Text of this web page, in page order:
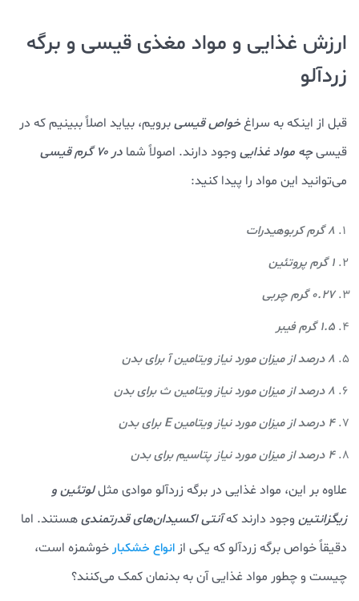
ارزش غذایی و مواد مغذی قیسی و برگه
زردآلو
قبل از اینکه به سراغخواص قیسیبرویم، بیاید اصلاً ببینیم که در
قیسیچه مواد غذایی وجود دارند. اصولاً شما در ۷۰ گرم قیسی
می‌توانید این مواد را پیدا کنید:
8 گرم کربوهیدرات
1 گرم پروتئین
0.27 گرم چربی
1.5 گرم فیبر
8 درصد از میزان مورد نیاز ویتامین آ برای بدن
8 درصد از میزان مورد نیاز ویتامین ث برای بدن
4 درصد از میزان مورد نیاز ویتامین E برای بدن
4 درصد از میزان مورد نیاز پتاسیم برای بدن
علاوه بر این، مواد غذایی در برگه زردآلو موادی مثللوتئین و
زیگزانتین وجود دارند کهآنتی اکسیدان‌های قدرتمندیهستند. اما
دقیقاً خواص برگه زردآلو که یکی از انواع خشکبارخوشمزه است،
چیست و چطور مواد غذایی آن به بدنمان کمک می‌کنند؟